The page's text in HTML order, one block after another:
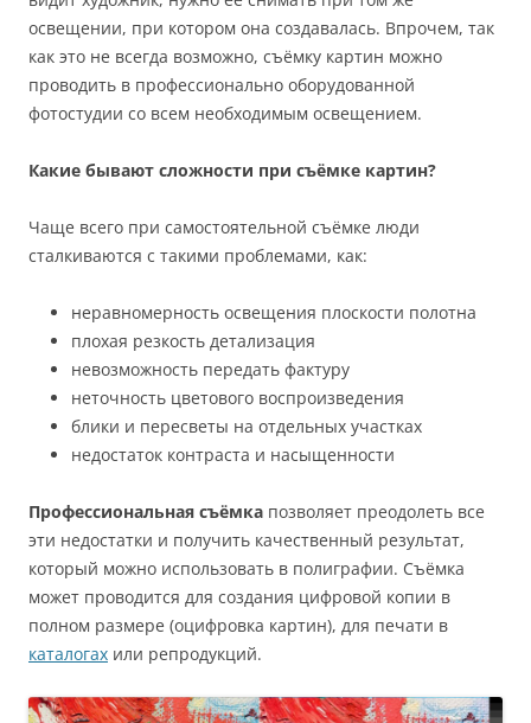
освещении, при котором она создавалась. Впрочем, так
как это не всегда возможно, съёмку картин можно
проводить в профессионально оборудованной
фотостудии со всем необходимым освещением.
Какие бывают сложности при съёмке картин?
Чаще всего при самостоятельной съёмке люди
сталкиваются с такими проблемами, как:
неравномерность освещения плоскости полотна
плохая резкость детализация
невозможность передать фактуру
неточность цветового воспроизведения
блики и пересветы на отдельных участках
недостаток контраста и насыщенности
Профессиональная съёмка позволяет преодолеть все
эти недостатки и получить качественный результат,
который можно использовать в полиграфии. Съёмка
может проводится для создания цифровой копии в
полном размере (оцифровка картин), для печати в
каталогах или репродукций.